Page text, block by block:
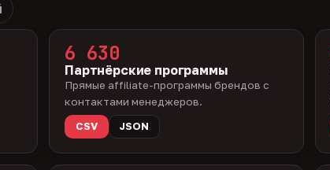
6 630
Партнёрские программы
Прямые affiliate-программы брендов с
контактами менеджеров.
CSV
JSON